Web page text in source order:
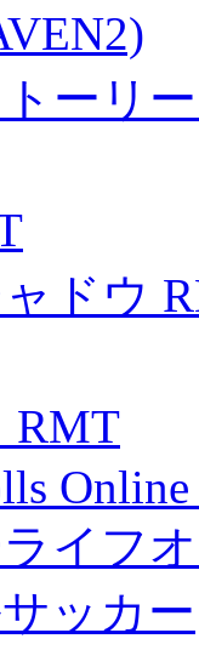
ーリ
ドウ
RMT
イフ
ッカー